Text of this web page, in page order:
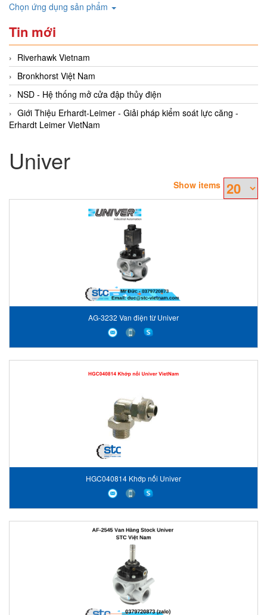
Chọn ứng dụng sản phẩm
Tin mới
Riverhawk Vietnam
Bronkhorst Việt Nam
NSD - Hệ thống mở cửa đập thủy điện
Giới Thiệu Erhardt-Leimer - Giải pháp kiểm soát lực căng -
Erhardt Leimer VietNam
Univer
Show items
AG-3232 Van điện từ Univer
HGC040814 Khớp nối Univer